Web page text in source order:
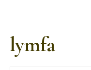
lymfa